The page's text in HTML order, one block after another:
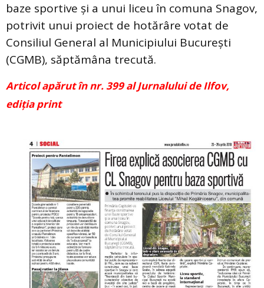
baze sportive și a unui liceu în comuna Snagov,
potrivit unui proiect de hotărâre votat de
Consiliul General al Municipiului București
(CGMB), săptămâna trecută.
Articol apărut în nr. 399 al Jurnalului de Ilfov,
ediția print